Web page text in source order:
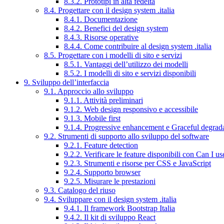
8.4. Progettare con il design system .italia
8.4.1. Documentazione
8.4.2. Benefici del design system
8.4.3. Risorse operative
8.4.4. Come contribuire al design system .italia
8.5. Progettare con i modelli di sito e servizi
8.5.1. Vantaggi dell’utilizzo dei modelli
8.5.2. I modelli di sito e servizi disponibili
9. Sviluppo dell’interfaccia
9.1. Approccio allo sviluppo
9.1.1. Attività preliminari
9.1.2. Web design responsivo e accessibile
9.1.3. Mobile first
9.1.4. Progressive enhancement e Graceful
9.2. Strumenti di supporto allo sviluppo del software
9.2.1. Feature detection
9.2.2. Verificare le feature disponibili con Can I
9.2.3. Strumenti e risorse per CSS e JavaScript
9.2.4. Supporto browser
9.2.5. Misurare le prestazioni
9.3. Catalogo del riuso
9.4. Sviluppare con il design system .italia
9.4.1. Il framework Bootstrap Italia
9.4.2. Il kit di sviluppo React